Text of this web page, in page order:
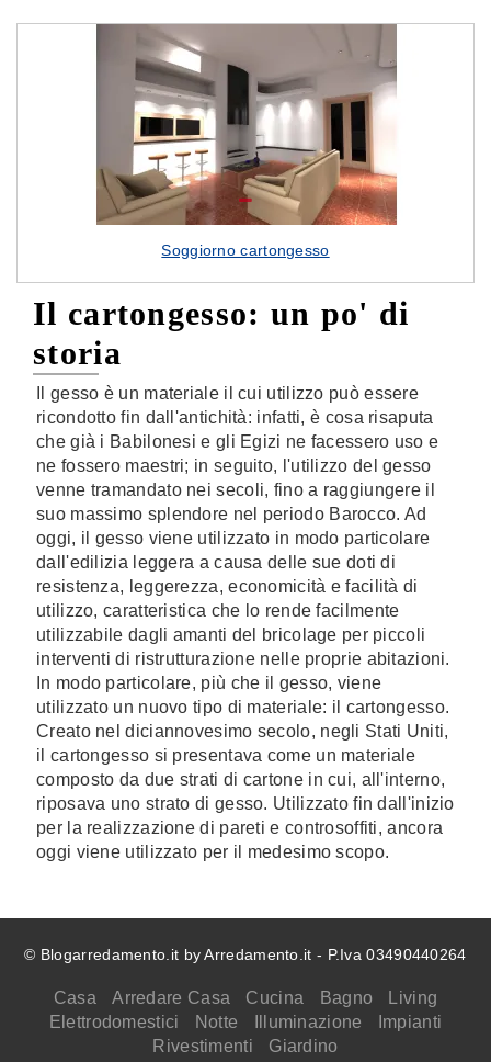
Soggiorno cartongesso
Il cartongesso: un po' di
storia
Il gesso è un materiale il cui utilizzo può essere
ricondotto fin dall'antichità: infatti, è cosa risaputa
che già i Babilonesi e gli Egizi ne facessero uso e
ne fossero maestri; in seguito, l'utilizzo del gesso
venne tramandato nei secoli, fino a raggiungere il
suo massimo splendore nel periodo Barocco. Ad
oggi, il gesso viene utilizzato in modo particolare
dall'edilizia leggera a causa delle sue doti di
resistenza, leggerezza, economicità e facilità di
utilizzo, caratteristica che lo rende facilmente
utilizzabile dagli amanti del bricolage per piccoli
interventi di ristrutturazione nelle proprie abitazioni.
In modo particolare, più che il gesso, viene
utilizzato un nuovo tipo di materiale: il cartongesso.
Creato nel diciannovesimo secolo, negli Stati Uniti,
il cartongesso si presentava come un materiale
composto da due strati di cartone in cui, all'interno,
riposava uno strato di gesso. Utilizzato fin dall'inizio
per la realizzazione di pareti e controsoffiti, ancora
oggi viene utilizzato per il medesimo scopo.
© Blogarredamento.it by Arredamento.it - P.Iva 03490440264
Casa Arredare Casa Cucina Bagno
Living
Elettrodomestici
Notte Illuminazione
Impianti
Rivestimenti
Giardino